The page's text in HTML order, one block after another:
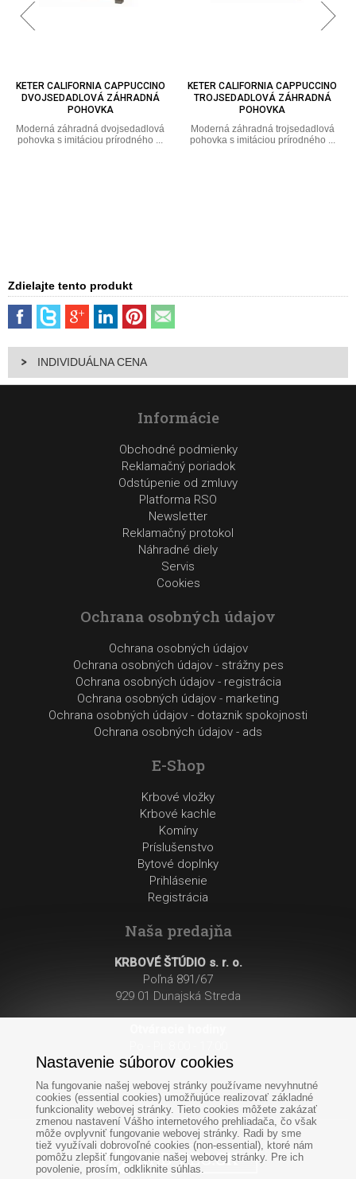
KETER CALIFORNIA CAPPUCCINO
DVOJSEDADLOVÁ ZÁHRADNÁ
POHOVKA
Moderná záhradná dvojsedadlová
pohovka s imitáciou prírodného ...
KETER CALIFORNIA CAPPUCCINO
TROJSEDADLOVÁ ZÁHRADNÁ
POHOVKA
Moderná záhradná trojsedadlová
pohovka s imitáciou prírodného ...
Zdielajte tento produkt
INDIVIDUÁLNA CENA
Informácie
Obchodné podmienky
Reklamačný poriadok
Odstúpenie od zmluvy
Platforma RSO
Newsletter
Reklamačný protokol
Náhradné diely
Servis
Cookies
Ochrana osobných údajov
Ochrana osobných údajov
Ochrana osobných údajov - strážny pes
Ochrana osobných údajov - registrácia
Ochrana osobných údajov - marketing
Ochrana osobných údajov - dotaznik spokojnosti
Ochrana osobných údajov - ads
E-Shop
Krbové vložky
Krbové kachle
Komíny
Príslušenstvo
Bytové doplnky
Prihlásenie
Registrácia
Naša predajňa
KRBOVÉ ŠTÚDIO s. r. o.
Poľná 891/67
929 01 Dunajská Streda
So: 8:00 - 12:00
Nastavenie súborov cookies
Na fungovanie našej webovej stránky používame nevyhnutné
cookies (essential cookies) umožňujúce realizovať základné
funkcionality webovej stránky. Tieto cookies môžete zakázať
zmenou nastavení Vášho internetového prehliadača, čo však
môže ovplyvniť fungovanie webovej stránky. Radi by sme
tiež využívali dobrovoľné cookies (non-essential), ktoré nám
pomôžu zlepšiť fungovanie našej webovej stránky. Pre ich
povolenie, prosím, odkliknite súhlas.